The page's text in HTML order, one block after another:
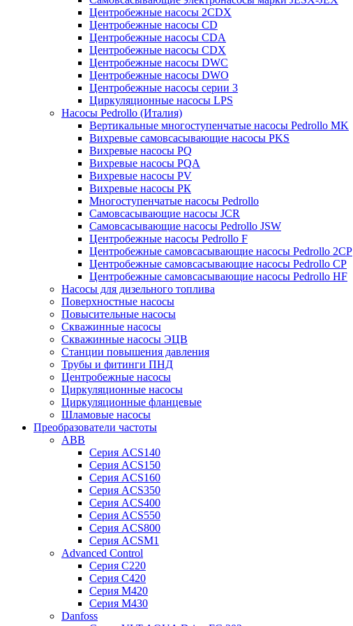
Центробежные насосы 2CDX
Центробежные насосы CD
Центробежные насосы CDA
Центробежные насосы CDX
Центробежные насосы DWC
Центробежные насосы DWO
Центробежные насосы серии 3
Циркуляционные насосы LPS
Насосы Pedrollo (Италия)
Вертикальные многоступенчатые насосы Pedrollo MK
Вихревые cамовсасывающие насосы PKS
Вихревые насосы РQ
Вихревые насосы РQA
Вихревые насосы РV
Вихревые насосы РК
Многоступенчатые насосы Pedrollo
Самовсасывающие насосы JCR
Самовсасывающие насосы Pedrollo JSW
Центробежные насосы Pedrollo F
Центробежные самовсасывающие насосы Pedrollo 2CP
Центробежные самовсасывающие насосы Pedrollo CP
Центробежные самовсасывающие насосы Pedrollo HF
Насосы для дизельного топлива
Поверхностные насосы
Повысительные насосы
Скважинные насосы
Скважинные насосы ЭЦВ
Станции повышения давления
Трубы и фитинги ПНД
Центробежные насосы
Циркуляционные насосы
Циркуляционные фланцевые
Шламовые насосы
Преобразователи частоты
ABB
Серия ACS140
Серия ACS150
Серия ACS160
Серия ACS350
Серия ACS400
Серия ACS550
Серия ACS800
Серия ACSM1
Advanced Control
Серия C220
Серия C420
Серия M420
Серия M430
Danfoss